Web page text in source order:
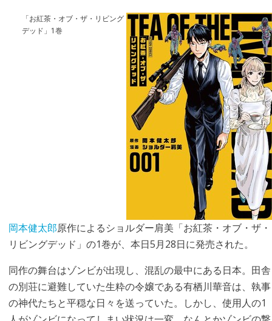
「お紅茶・オブ・ザ・リビング
デッド」1巻
岡本健太郎原作によるショルダー肩美「お紅茶・オブ・ザ・
リビングデッド」の1巻が、本日5月28日に発売された。
同作の舞台はゾンビが出現し、混乱の最中にある日本。田舎
の別荘に避難していた生粋の令嬢である有栖川華音は、執事
の神代たちと平穏な日々を送っていた。しかし、使用人の1